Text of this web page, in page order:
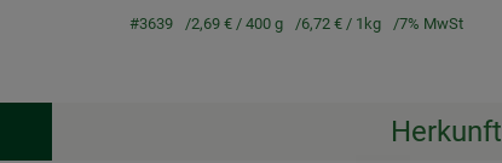
#3639 2,69 € / 400 g 6,72 € / 1kg 7% MwSt
Rezepte
Herkunft